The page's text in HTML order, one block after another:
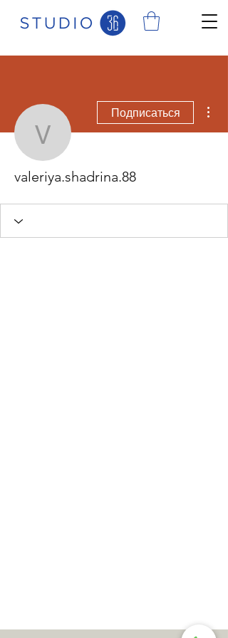
Подписаться
valeriya.shadrina.88